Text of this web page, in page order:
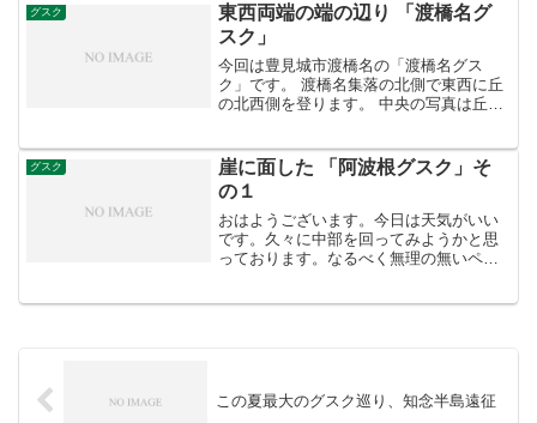
に入ってすぐの右側には岩があるのが見
えます。 ここを右手...
グスク
東西両端の端の辺り 「渡橋名グ
スク」
今回は豊見城市渡橋名の「渡橋名グス
ク」です。 渡橋名集落の北側で東西に丘
の北西側を登ります。 中央の写真は丘の
積まれています。 中央写真は岩の上にあ
る拝所。左は拝所付...
グスク
崖に面した 「阿波根グスク」そ
の１
おはようございます。今日は天気がいい
です。久々に中部を回ってみようかと思
っております。なるべく無理の無いペー
この夏最大のグスク巡り、知念半島遠征